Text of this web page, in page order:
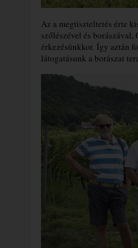
Az a megtiszteltetés érte
szőlészével és
érkezésünkkor. Így aztán
látogatásunk a borászat